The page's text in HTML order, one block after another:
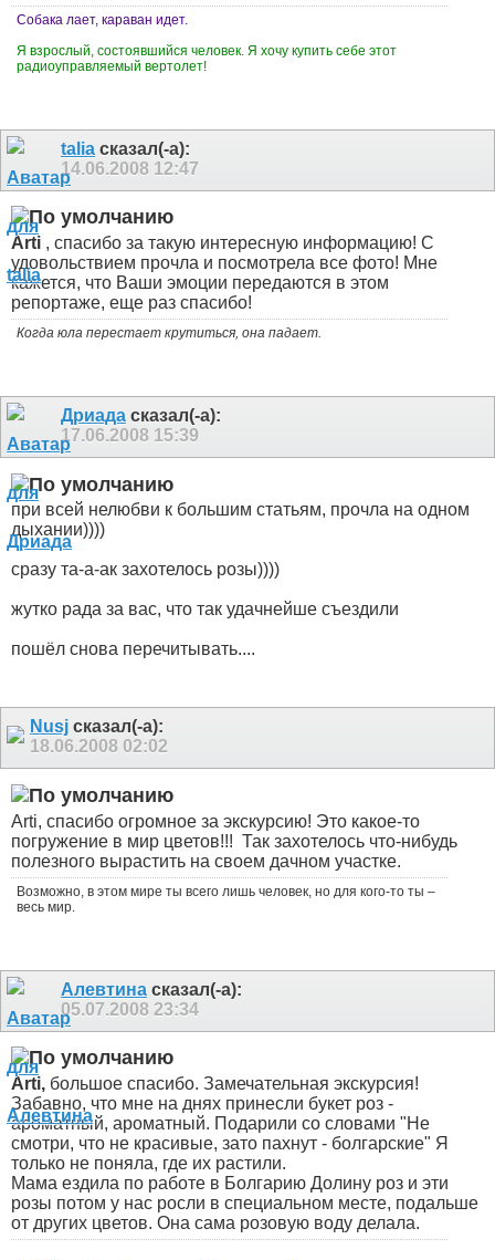
Собака лает, караван идет.
Я взрослый, состоявшийся человек. Я хочу купить себе этот
радиоуправляемый вертолет!
talia сказал(-а):
14.06.2008 12:47
Arti , спасибо за такую интересную информацию! С
удовольствием прочла и посмотрела все фото! Мне
кажется, что Ваши эмоции передаются в этом
репортаже, еще раз спасибо!
Когда юла перестает крутиться, она падает.
Дриада сказал(-а):
17.06.2008 15:39
при всей нелюбви к большим статьям, прочла на одном
дыхании))))
сразу та-а-ак захотелось розы))))
жутко рада за вас, что так удачнейше съездили
пошёл снова перечитывать....
Nusj сказал(-а):
18.06.2008 02:02
Arti, спасибо огромное за экскурсию! Это какое-то
погружение в мир цветов!!! Так захотелось что-нибудь
полезного вырастить на своем дачном участке.
Возможно, в этом мире ты всего лишь человек, но для кого-то ты –
весь мир.
Алевтина сказал(-а):
05.07.2008 23:34
Arti, большое спасибо. Замечательная экскурсия!
Забавно, что мне на днях принесли букет роз -
ароматный, ароматный. Подарили со словами "Не
смотри, что не красивые, зато пахнут - болгарские" Я
только не поняла, где их растили.
Мама ездила по работе в Болгарию Долину роз и эти
розы потом у нас росли в специальном месте, подальше
от других цветов. Она сама розовую воду делала.